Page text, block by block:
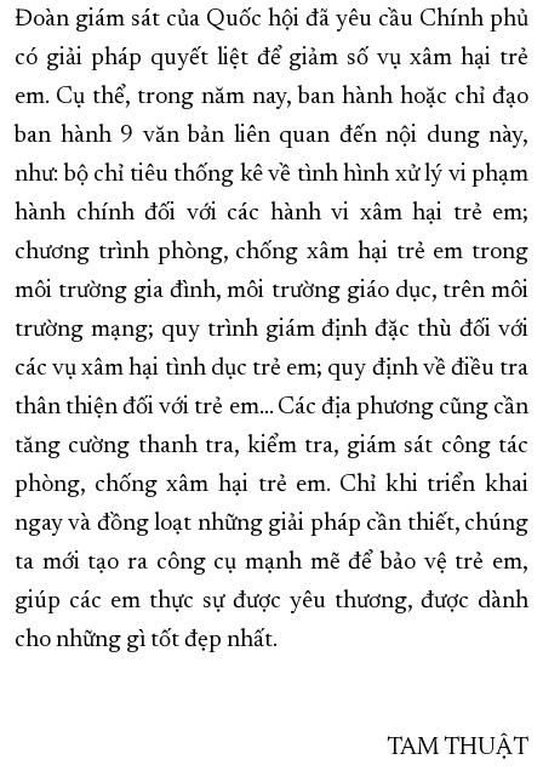
Đoàn giám sát của Quốc hội đã yêu cầu Chính phủ
có giải pháp quyết liệt để giảm số vụ xâm hại trẻ
em. Cụ thể, trong năm nay, ban hành hoặc chỉ đạo
ban hành 9 văn bản liên quan đến nội dung này,
như: bộ chỉ tiêu thống kê về tình hình xử lý vi phạm
hành chính đối với các hành vi xâm hại trẻ em;
chương trình phòng, chống xâm hại trẻ em trong
môi trường gia đình, môi trường giáo dục, trên môi
trường mạng; quy trình giám định đặc thù đối với
các vụ xâm hại tình dục trẻ em; quy định về điều tra
thân thiện đối với trẻ em... Các địa phương cũng cần
tăng cường thanh tra, kiểm tra, giám sát công tác
phòng, chống xâm hại trẻ em. Chỉ khi triển khai
ngay và đồng loạt những giải pháp cần thiết, chúng
ta mới tạo ra công cụ mạnh mẽ để bảo vệ trẻ em,
giúp các em thực sự được yêu thương, được dành
cho những gì tốt đẹp nhất.
TAM THUẬT